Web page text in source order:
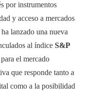
por instrumentos
y acceso a mercados
lanzado una nueva
al índice S&P
el mercado
que responde tanto a
como a la posibilidad